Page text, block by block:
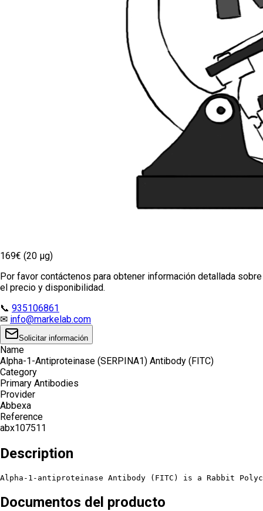
169€ (20 µg)
Por favor contáctenos para obtener información detallada sobre
el precio y disponibilidad.
📞 935106861
✉ info@markelab.com
Solicitar información
Name
Alpha-1-Antiproteinase (SERPINA1) Antibody (FITC)
Category
Primary Antibodies
Provider
Abbexa
Reference
abx107511
Description
Alpha-1-antiproteinase Antibody (FITC) is a Rabbit
Documentos del producto